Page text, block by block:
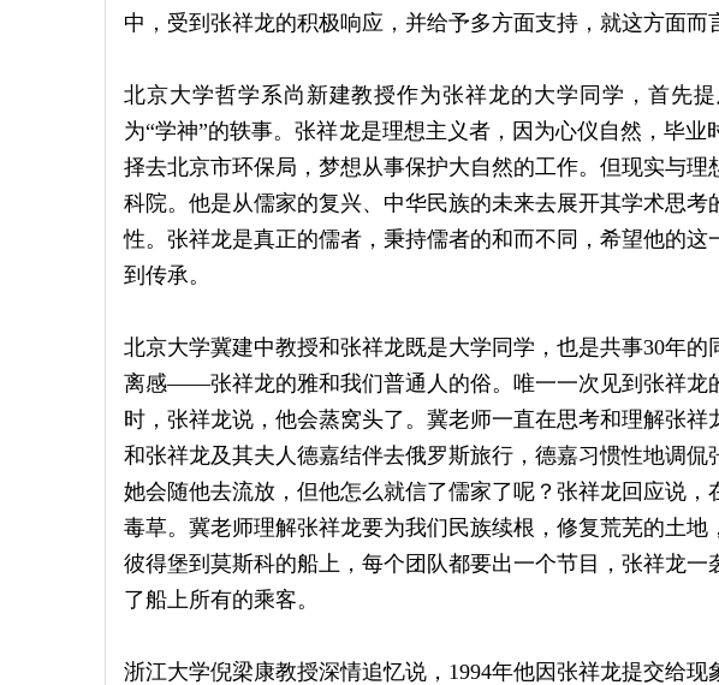
中，受到张祥龙的积极响应，并给予多方面支持，就这方面而
北京大学哲学系尚新建教授作为张祥龙的大学同学，首先
为“学神”的轶事。张祥龙是理想主义者，因为心仪自然，毕
择去北京市环保局，梦想从事保护大自然的工作。但现实与理
科院。他是从儒家的复兴、中华民族的未来去展开其学术思考
性。张祥龙是真正的儒者，秉持儒者的和而不同，希望他的
到传承。
北京大学冀建中教授和张祥龙既是大学同学，也是共事30年
离感——张祥龙的雅和我们普通人的俗。唯一一次见到张祥龙
时，张祥龙说，他会蒸窝头了。冀老师一直在思考和理解张
和张祥龙及其夫人德嘉结伴去俄罗斯旅行，德嘉习惯性地调侃
她会随他去流放，但他怎么就信了儒家了呢？张祥龙回应说，
毒草。冀老师理解张祥龙要为我们民族续根，修复荒芜的土地
彼得堡到莫斯科的船上，每个团队都要出一个节目，张祥龙
了船上所有的乘客。
浙江大学倪梁康教授深情追忆说，1994年他因张祥龙提交给